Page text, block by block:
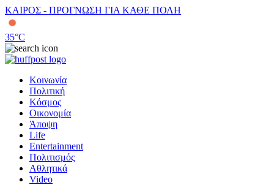
ΚΑΙΡΟΣ - ΠΡΟΓΝΩΣΗ ΓΙΑ ΚΑΘΕ ΠΟΛΗ
35°C
Κοινωνία
Πολιτική
Κόσμος
Οικονομία
Άποψη
Life
Entertainment
Πολιτισμός
Αθλητικά
Video